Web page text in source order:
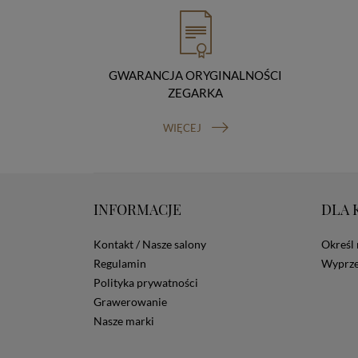
GWARANCJA ORYGINALNOŚCI
ZEGARKA
WIĘCEJ
INFORMACJE
Kontakt / Nasze salony
Regulamin
Polityka prywatności
Grawerowanie
Nasze marki
DLA
Określ